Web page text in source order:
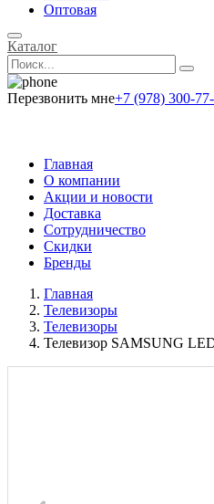
Оптовая
Каталог
Перезвонить мне+7 (978) 300-
Главная
О компании
Акции и новости
Доставка
Сотрудничество
Скидки
Бренды
Главная
Телевизоры
Телевизоры
Телевизор SAMSUNG